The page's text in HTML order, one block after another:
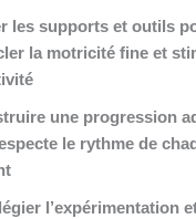
les supports et outils
la motricité fine et
une progression
le rythme de
l’expérimentation